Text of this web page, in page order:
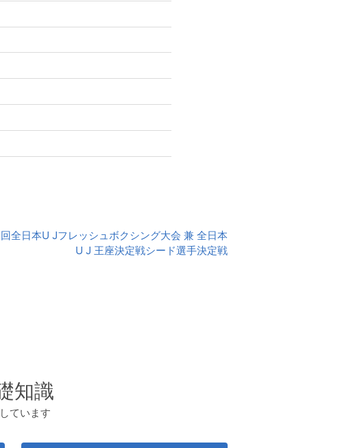
全日本U Jフレッシュボクシング大会 兼 全日本
U J 王座決定戦シード選手決定戦
知識
ています